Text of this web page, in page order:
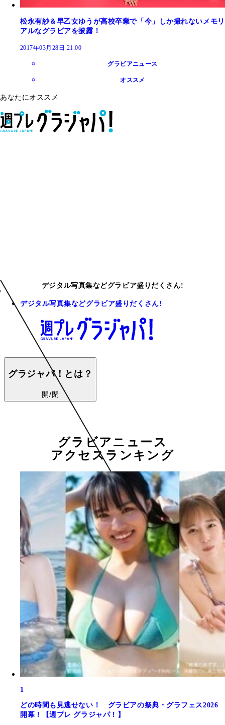
松永有紗＆早乙女ゆうが高校卒業で「今」しか撮れないメモリ
アルなグラビアを披露！
2017年03月28日 21:00
グラビアニュース
オススメ
あなたにオススメ
デジタル写真集などグラビア盛りだくさん!
デジタル写真集などグラビア盛りだくさん!
グラジャパ！とは？
開/閉
グラビアニュース
アクセスランキング
1
どの時間も見逃せない！ グラビアの祭典・グラフェス2026
開幕！【週プレ グラジャパ！】